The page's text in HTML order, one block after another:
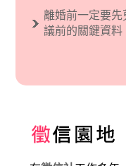
離婚前一定要
議前的關鍵資料